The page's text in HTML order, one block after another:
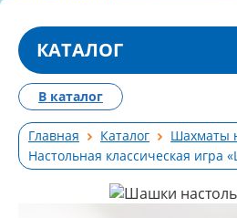
КАТАЛОГ
Главная Каталог
Шахматы
Настольная классическая игра
В каталог